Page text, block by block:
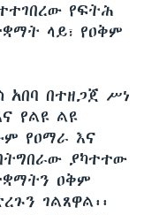
የፍትሕ
ላይ፣ የዐቅም
አበባ በተዘጋጀ ሥነ
የልዩ ልዩ
የዐማራ እና
ያካተተው
ዐቅም
ገልጸዋል፡፡